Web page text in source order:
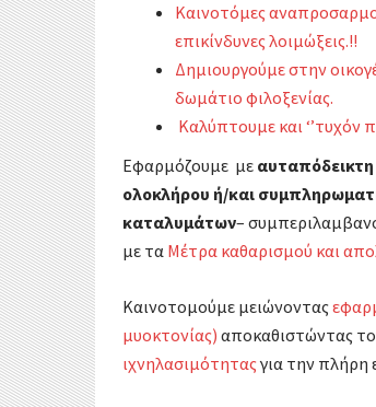
Καινοτόμες
επικίνδυνες λοιμώξεις.!!
Δημιουργούμε στην
δωμάτιο φιλοξενίας.
Καλύπτουμε και ‘’τυχόν
Εφαρμόζουμε με αυταπόδεικτη
ολοκλήρου ή/και
καταλυμάτων–
με τα Μέτρα καθαρισμού και
Καινοτομούμε μειώνοντας
μυοκτονίας) αποκαθιστώντας
ιχνηλασιμότηταςγια την πλήρη